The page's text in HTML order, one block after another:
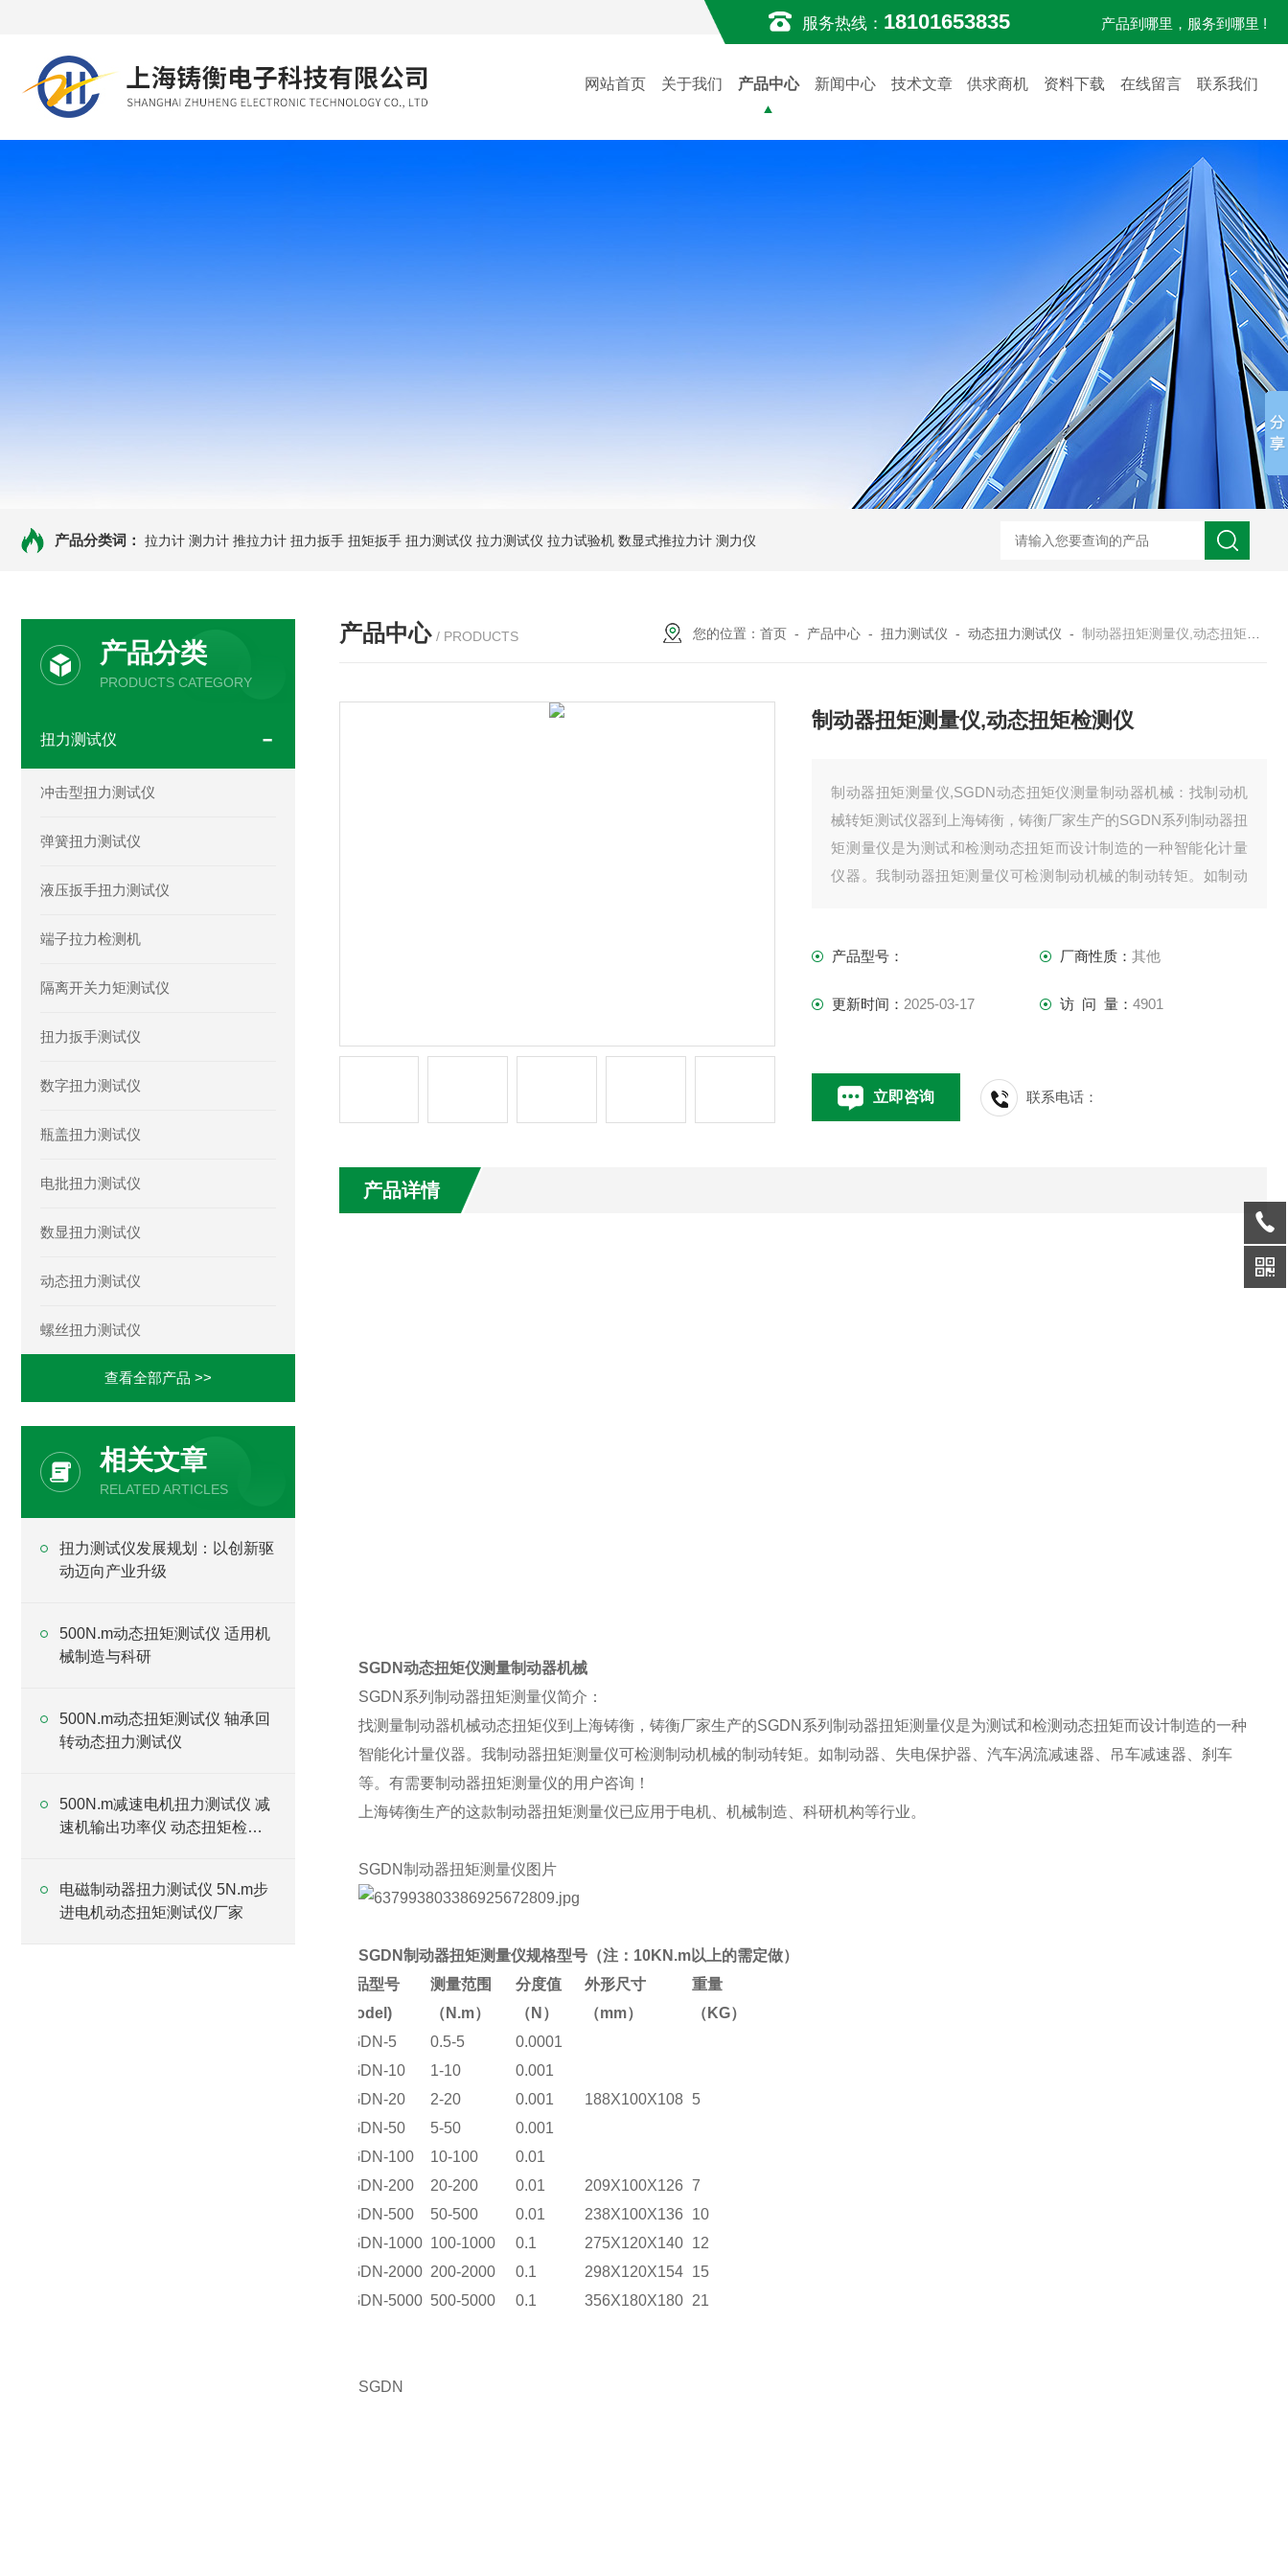
服务热线： 18101653835 产品到哪里，服务到哪里 !
网站首页 关于我们 产品中心 新闻中心 技术文章 供求商机 资料下载 在线留言 联系我们
产品分类词： 拉力计 测力计 推拉力计 扭力扳手 扭矩扳手 扭力测试仪 拉力测试仪 拉力试验机 数显式推拉力计 测力仪
产品分类
PRODUCTS CATEGORY
扭力测试仪
冲击型扭力测试仪
弹簧扭力测试仪
液压扳手扭力测试仪
端子拉力检测机
隔离开关力矩测试仪
扭力扳手测试仪
数字扭力测试仪
瓶盖扭力测试仪
电批扭力测试仪
数显扭力测试仪
动态扭力测试仪
螺丝扭力测试仪
查看全部产品 >>
相关文章
RELATED ARTICLES
​扭力测试仪发展规划：以创新驱
动迈向产业升级
500N.m动态扭矩测试仪 适用机
械制造与科研
500N.m动态扭矩测试仪 轴承回
转动态扭力测试仪
500N.m减速电机扭力测试仪 减
速机输出功率仪 动态扭矩检测
电磁制动器扭力测试仪 5N.m步
进电机动态扭矩测试仪厂家
产品中心 / PRODUCTS 您的位置：首页 - 产品中心 -扭力测试仪 -动态扭力测试仪 -制动器扭矩测量仪,动态扭矩检测仪
制动器扭矩测量仪,动态扭矩检测仪
制动器扭矩测量仪,SGDN动态扭矩仪测量制动器机械：找制动机
械转矩测试仪器到上海铸衡，铸衡厂家生产的SGDN系列制动器扭
矩测量仪是为测试和检测动态扭矩而设计制造的一种智能化计量
仪器。我制动器扭矩测量仪可检测制动机械的制动转矩。如制动
产品型号：
厂商性质： 其他
更新时间： 2025-03-17 访 问 量： 4901
立即咨询 联系电话：
产品详情
SGDN动态扭矩仪测量制动器机械
SGDN系列制动器扭矩测量仪简介：
找测量制动器机械动态扭矩仪到上海铸衡，铸衡厂家生产的SGDN系列制动器扭矩测量仪是为测试和检测动态扭矩而设计制造的一种
智能化计量仪器。我制动器扭矩测量仪可检测制动机械的制动转矩。如制动器、失电保护器、汽车涡流减速器、吊车减速器、刹车
等。有需要制动器扭矩测量仪的用户咨询！
上海铸衡生产的这款制动器扭矩测量仪已应用于电机、机械制造、科研机构等行业。
SGDN制动器扭矩测量仪图片
SGDN制动器扭矩测量仪规格型号（注：10KN.m以上的需定做）
产品型号
Model)
测量范围
（N.m）
分度值
（N）
外形尺寸
（mm）
重量
（KG）
SGDN-5
0.5-5 0.0001
188X100X108 5
SGDN-10 1-10
0.001
SGDN-20
2-20
0.001
SGDN-50
5-50
0.001
SGDN-100
10-100
0.01
SGDN-200
20-200 0.01 209X100X126 7
SGDN-500
50-500 0.01 238X100X136
10
SGDN-1000 100-1000 0.1 275X120X140 12
SGDN-2000 200-2000 0.1 298X120X154 15
SGDN-5000 500-5000 0.1 356X180X180 21
SGDN